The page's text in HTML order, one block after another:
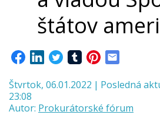
štátov
Štvrtok, 06.01.2022 | Posledná
23:08
Autor: Prokurátorské fórum